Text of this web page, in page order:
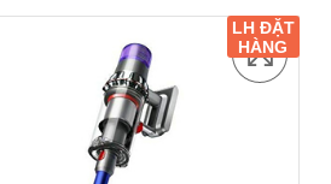
LH ĐẶT
HÀNG